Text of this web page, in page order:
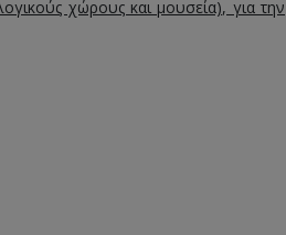
χώρους και μουσεία), για την